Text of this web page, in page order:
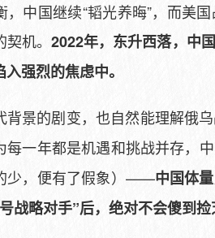
，中国继续“韬光养晦”，而美
机。 2022年，东升西落，中
强烈的焦虑中。
背景的剧变，也自然能理解俄
每一年都是机遇和挑战并存，
少，便有了假象）——中国体
战略对手”后，绝对不会傻到捡